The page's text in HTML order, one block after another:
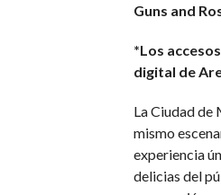
Guns and
*Los
digital de
La Ciudad de
mismo
experiencia
delicias del